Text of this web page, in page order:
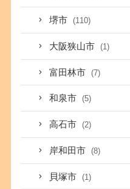
堺市 (110)
大阪狭山市 (1)
富田林市 (7)
和泉市 (5)
高石市 (2)
岸和田市 (8)
貝塚市 (1)